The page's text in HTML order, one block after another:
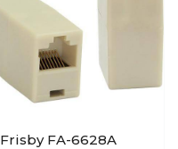
Frisby FA-6628A